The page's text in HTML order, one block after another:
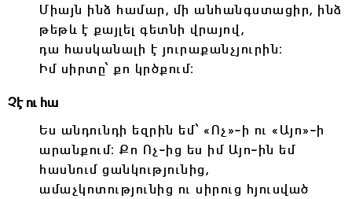
Միայն ինձ համար, մի անհանգստացիր, ինձ
թեթև է քայլել գետնի վրայով,
դա հասկանալի է յուրաքանչյուրին։
Իմ սիրտը՝ քո կրծքում։
Չէ ու հա
Ես անդունդի եզրին եմ՝ «Ոչ»֊ի ու «Այո»֊ի
արանքում։ Քո Ոչ֊ից ես իմ Այո֊ին եմ
հասնում ցանկությունից,
ամաչկոտությունից ու սիրուց հյուսված